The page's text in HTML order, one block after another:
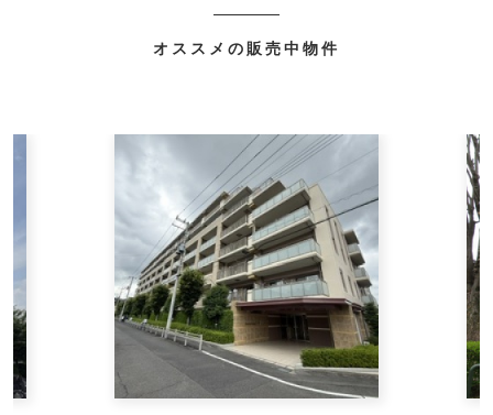
オススメの販売中物件